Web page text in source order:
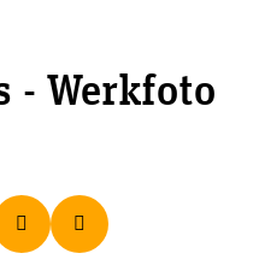
- Werkfoto